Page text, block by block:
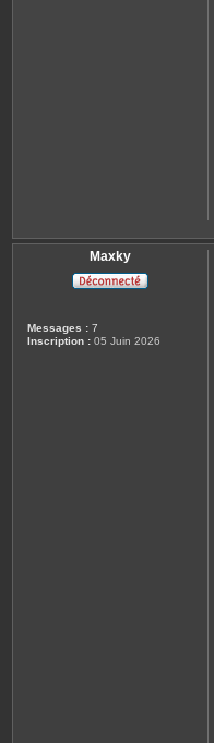
Maxky
Messages : 7
Inscription : 05 Juin 2026